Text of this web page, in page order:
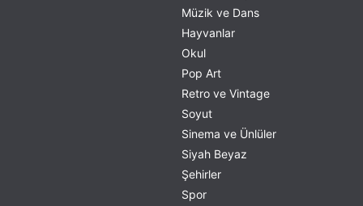
Müzik ve Dans
Hayvanlar
Okul
Pop Art
Retro ve Vintage
Soyut
Sinema ve Ünlüler
Siyah Beyaz
Şehirler
Spor